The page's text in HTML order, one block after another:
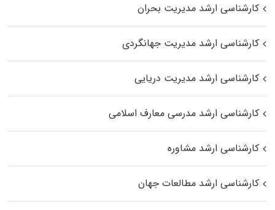
کارشناسی ارشد مدیریت بحران
کارشناسی ارشد مدیریت جهانگردی
کارشناسی ارشد مدیریت دریایی
کارشناسی ارشد مدرسی معارف اسلامی
کارشناسی ارشد مشاوره
کارشناسی ارشد مطالعات جهان